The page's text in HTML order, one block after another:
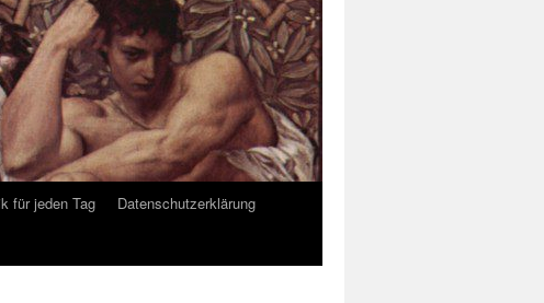
für jeden Tag
Datenschutzerklärung